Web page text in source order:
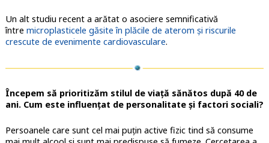
Un alt studiu recent a arătat o asociere semnificativă
între microplasticele găsite în plăcile de aterom și riscurile
crescute de evenimente cardiovasculare.
Începem să prioritizăm stilul de viață sănătos după 40 de
ani. Cum este influențat de personalitate și factori sociali?
Persoanele care sunt cel mai puțin active fizic tind să consume